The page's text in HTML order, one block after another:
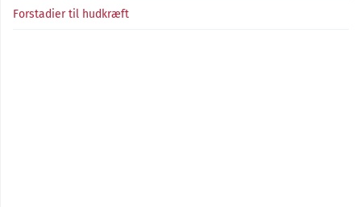
Forstadier til hudkræft